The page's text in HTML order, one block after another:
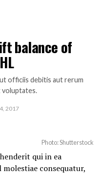
balance of
officiis debitis aut rerum
voluptates.
2017
Photo: Shutterstock
qui in ea
consequatur,